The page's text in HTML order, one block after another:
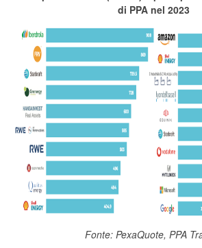
di PPA nel 2023
Fonte: PexaQuote, PPA